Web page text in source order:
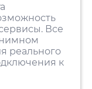
Все
реального
к